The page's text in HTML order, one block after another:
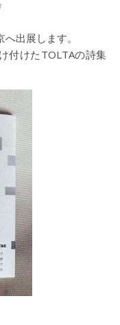
出展します。
付けたTOLTAの詩集